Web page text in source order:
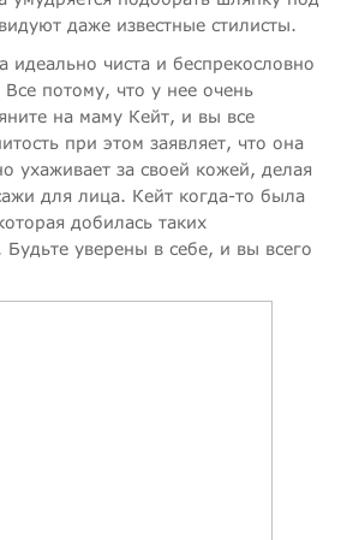
даже известные стилисты.
идеально чиста и беспрекословно
потому, что у нее очень
на маму Кейт, и вы все
при этом заявляет, что она
ухаживает за своей кожей, делая
для лица. Кейт когда-то была
добилась таких
уверены в себе, и вы всего